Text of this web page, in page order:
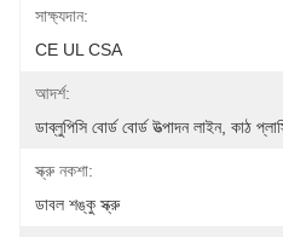
সাক্ষ্যদান:
CE UL CSA
আদর্শ:
ডাব্লুপিসি বোর্ড বোর্ড উত্পাদন লাইন, কাঠ
স্ক্রু নকশা:
ডাবল শঙ্কু স্ক্রু